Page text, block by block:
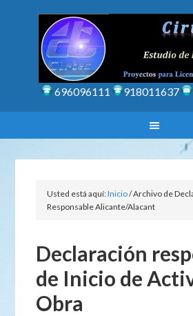
696096111 918011637
Usted está aquí:Inicio/Archivo de
Responsable Alicante/Alacant
Declaración
de Inicio de
Obra